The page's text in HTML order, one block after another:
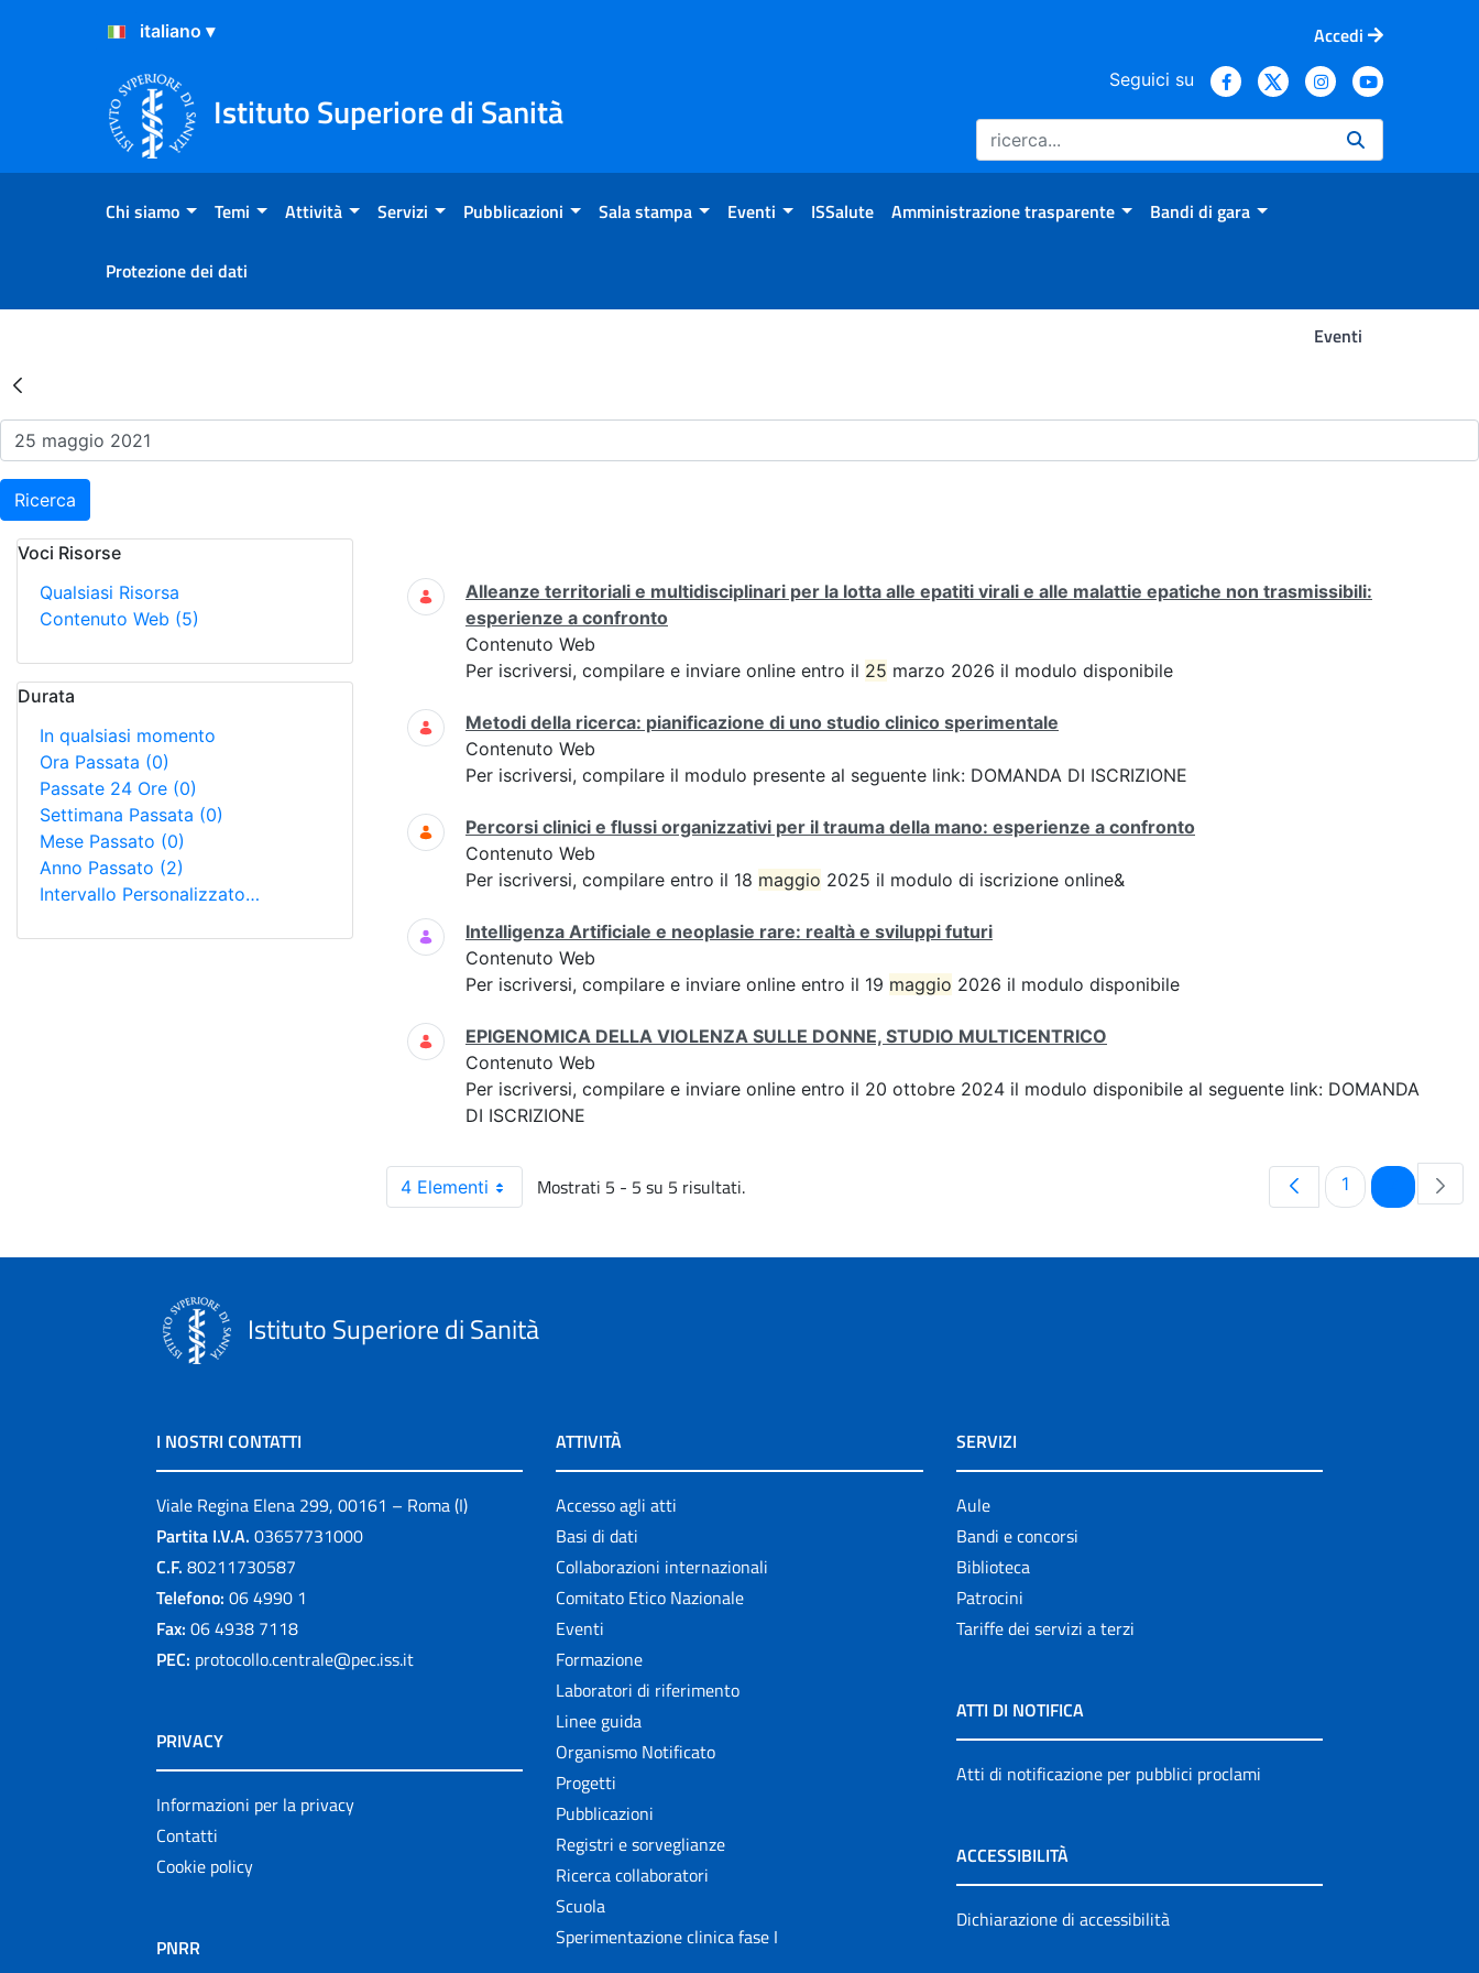
Salta al Contenuto
Salta al Footer
Accedi
Istituto Superiore di Sanità
Seguici su
Chi siamo Temi Attività Servizi Pubblicazioni Sala stampa Eventi ISSalute Amministrazione trasparente Bandi di gara
Protezione dei dati
Eventi
Risultati della Ricerca - Eventi
Ricerca
Voci Risorse
Qualsiasi Risorsa
Contenuto Web (5)
Durata
In qualsiasi momento
Ora Passata (0)
Passate 24 Ore (0)
Settimana Passata (0)
Mese Passato (0)
Anno Passato (2)
Intervallo Personalizzato…
Ricerca
Alleanze territoriali e multidisciplinari per la lotta alle epatiti virali e alle malattie epatiche non trasmissibili:
esperienze a confronto
Contenuto Web
Per iscriversi, compilare e inviare online entro il 25 marzo 2026 il modulo disponibile
Metodi della ricerca: pianificazione di uno studio clinico sperimentale
Contenuto Web
Per iscriversi, compilare il modulo presente al seguente link: DOMANDA DI ISCRIZIONE
Percorsi clinici e flussi organizzativi per il trauma della mano: esperienze a confronto
Contenuto Web
Per iscriversi, compilare entro il 18 maggio 2025 il modulo di iscrizione online&
Intelligenza Artificiale e neoplasie rare: realtà e sviluppi futuri
Contenuto Web
Per iscriversi, compilare e inviare online entro il 19 maggio 2026 il modulo disponibile
EPIGENOMICA DELLA VIOLENZA SULLE DONNE, STUDIO MULTICENTRICO
Contenuto Web
Per iscriversi, compilare e inviare online entro il 20 ottobre 2024 il modulo disponibile al seguente link: DOMANDA
DI ISCRIZIONE
4 Elementi Mostrati 5 - 5 su 5 risultati. Pagina
1 Pagina
Istituto Superiore di Sanità
I NOSTRI CONTATTI
Viale Regina Elena 299, 00161 – Roma (I)
Partita I.V.A. 03657731000
C.F. 80211730587
Telefono: 06 4990 1
Fax: 06 4938 7118
PEC: protocollo.centrale@pec.iss.it
PRIVACY
Informazioni per la privacy
Contatti
Cookie policy
PNRR
ATTIVITÀ
Accesso agli atti
Basi di dati
Collaborazioni internazionali
Comitato Etico Nazionale
Eventi
Formazione
Laboratori di riferimento
Linee guida
Organismo Notificato
Progetti
Pubblicazioni
Registri e sorveglianze
Ricerca collaboratori
Scuola
Sperimentazione clinica fase I
SERVIZI
Aule
Bandi e concorsi
Biblioteca
Patrocini
Tariffe dei servizi a terzi
ATTI DI NOTIFICA
Atti di notificazione per pubblici proclami
ACCESSIBILITÀ
Dichiarazione di accessibilità